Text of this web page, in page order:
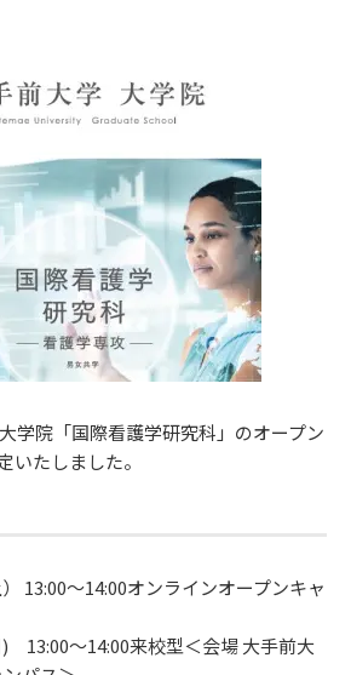
学院「国際看護学研究科」のオープン
いたしました。
13:00～14:00オンラインオープンキャ
13:00～14:00来校型＜会場 大手前大